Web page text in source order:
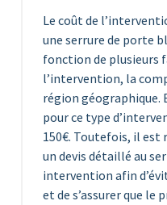
Le coût de
une serrure de porte
fonction de plusieurs
l’intervention, la
région géographique.
pour ce type
150€. Toutefois, il est
un devis détaillé au
intervention afin
et de s’assurer que le